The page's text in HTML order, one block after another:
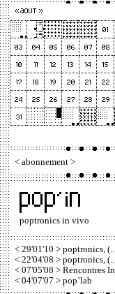
< abonnement >
poptronics in vivo
< 29'01'10 > poptronics,
< 22'04'08 > poptronics,
< 07'05'08 > Rencontres
< 04'07'07 > pop’lab